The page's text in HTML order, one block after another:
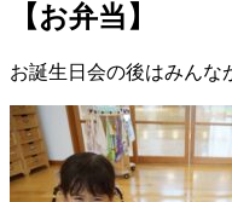
【お弁当】
お誕生日会の後はみんな